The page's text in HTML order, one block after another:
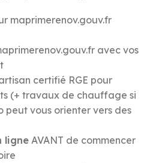
maprimerenov.gouv.fr
avec vos
certifié RGE pour
(+ travaux de chauffage si
peut vous orienter vers des
ligne AVANT de commencer